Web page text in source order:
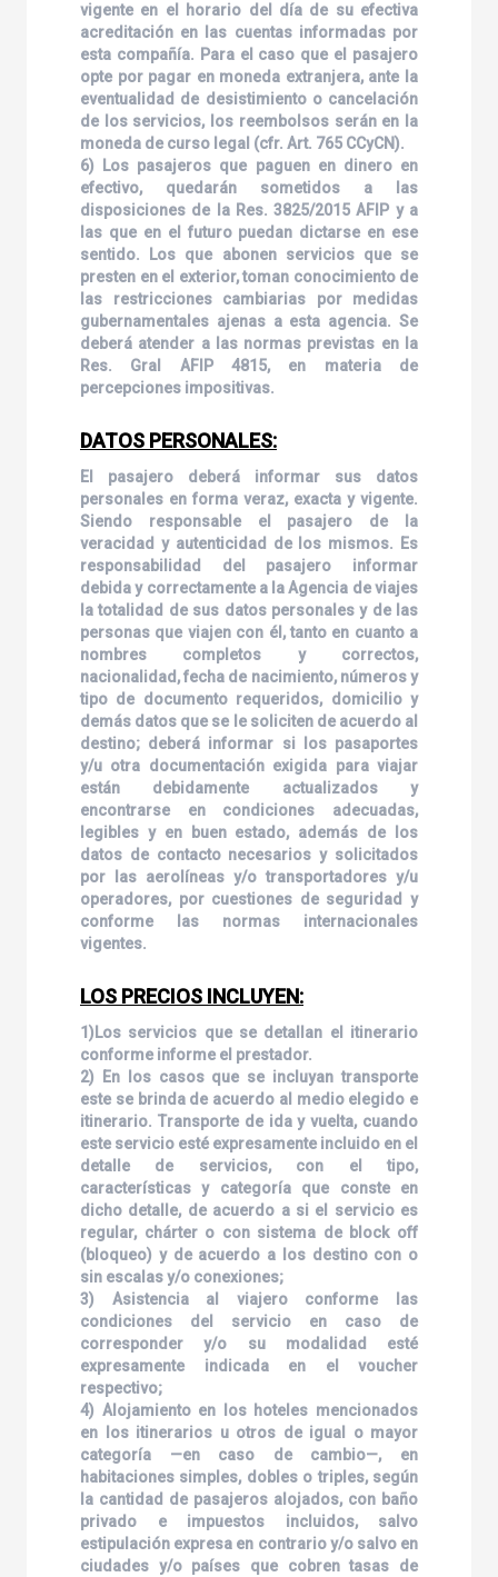
vigente en el horario del día de su efectiva
acreditación en las cuentas informadas por
esta compañía. Para el caso que el pasajero
opte por pagar en moneda extranjera, ante la
eventualidad de desistimiento o cancelación
de los servicios, los reembolsos serán en la
moneda de curso legal (cfr. Art. 765 CCyCN).
6) Los pasajeros que paguen en dinero en
efectivo, quedarán sometidos a las
disposiciones de la Res. 3825/2015 AFIP y a
las que en el futuro puedan dictarse en ese
sentido. Los que abonen servicios que se
presten en el exterior, toman conocimiento de
las restricciones cambiarias por medidas
gubernamentales ajenas a esta agencia. Se
deberá atender a las normas previstas en la
Res. Gral AFIP 4815, en materia de
percepciones impositivas.
DATOS PERSONALES:
El pasajero deberá informar sus datos
personales en forma veraz, exacta y vigente.
Siendo responsable el pasajero de la
veracidad y autenticidad de los mismos. Es
responsabilidad del pasajero informar
debida y correctamente a la Agencia de viajes
la totalidad de sus datos personales y de las
personas que viajen con él, tanto en cuanto a
nombres completos y correctos,
nacionalidad, fecha de nacimiento, números y
tipo de documento requeridos, domicilio y
demás datos que se le soliciten de acuerdo al
destino; deberá informar si los pasaportes
y/u otra documentación exigida para viajar
están debidamente actualizados y
encontrarse en condiciones adecuadas,
legibles y en buen estado, además de los
datos de contacto necesarios y solicitados
por las aerolíneas y/o transportadores y/u
operadores, por cuestiones de seguridad y
conforme las normas internacionales
vigentes.
LOS PRECIOS INCLUYEN:
1)Los servicios que se detallan el itinerario
conforme informe el prestador.
2) En los casos que se incluyan transporte
este se brinda de acuerdo al medio elegido e
itinerario. Transporte de ida y vuelta, cuando
este servicio esté expresamente incluido en el
detalle de servicios, con el tipo,
características y categoría que conste en
dicho detalle, de acuerdo a si el servicio es
regular, chárter o con sistema de block off
(bloqueo) y de acuerdo a los destino con o
sin escalas y/o conexiones;
3) Asistencia al viajero conforme las
condiciones del servicio en caso de
corresponder y/o su modalidad esté
expresamente indicada en el voucher
respectivo;
4) Alojamiento en los hoteles mencionados
en los itinerarios u otros de igual o mayor
categoría —en caso de cambio—, en
habitaciones simples, dobles o triples, según
la cantidad de pasajeros alojados, con baño
privado e impuestos incluidos, salvo
estipulación expresa en contrario y/o salvo en
ciudades y/o países que cobren tasas de